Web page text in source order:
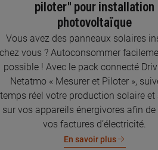
piloter" pour installation
photovoltaïque
Vous avez des panneaux solaires
chez vous ? Autoconsommer
possible ! Avec le pack connecté
Netatmo « Mesurer et Piloter »,
temps réel votre production solaire et
sur vos appareils énergivores afin de
vos factures d’électricité.
En savoir plus